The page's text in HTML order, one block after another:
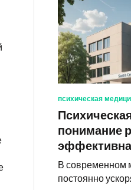
психическая
понимание
В современном
постоянно